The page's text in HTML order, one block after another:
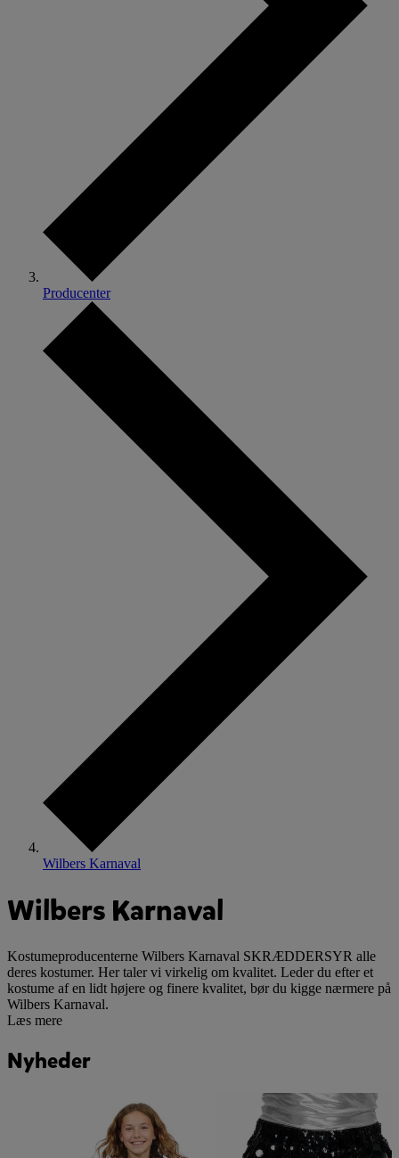
Producenter
Wilbers Karnaval
Wilbers Karnaval
Kostumeproducenterne Wilbers Karnaval SKRÆDDERSYR alle
deres kostumer. Her taler vi virkelig om kvalitet. Leder du efter et
kostume af en lidt højere og finere kvalitet, bør du kigge nærmere på
Wilbers Karnaval.
Læs mere
Nyheder